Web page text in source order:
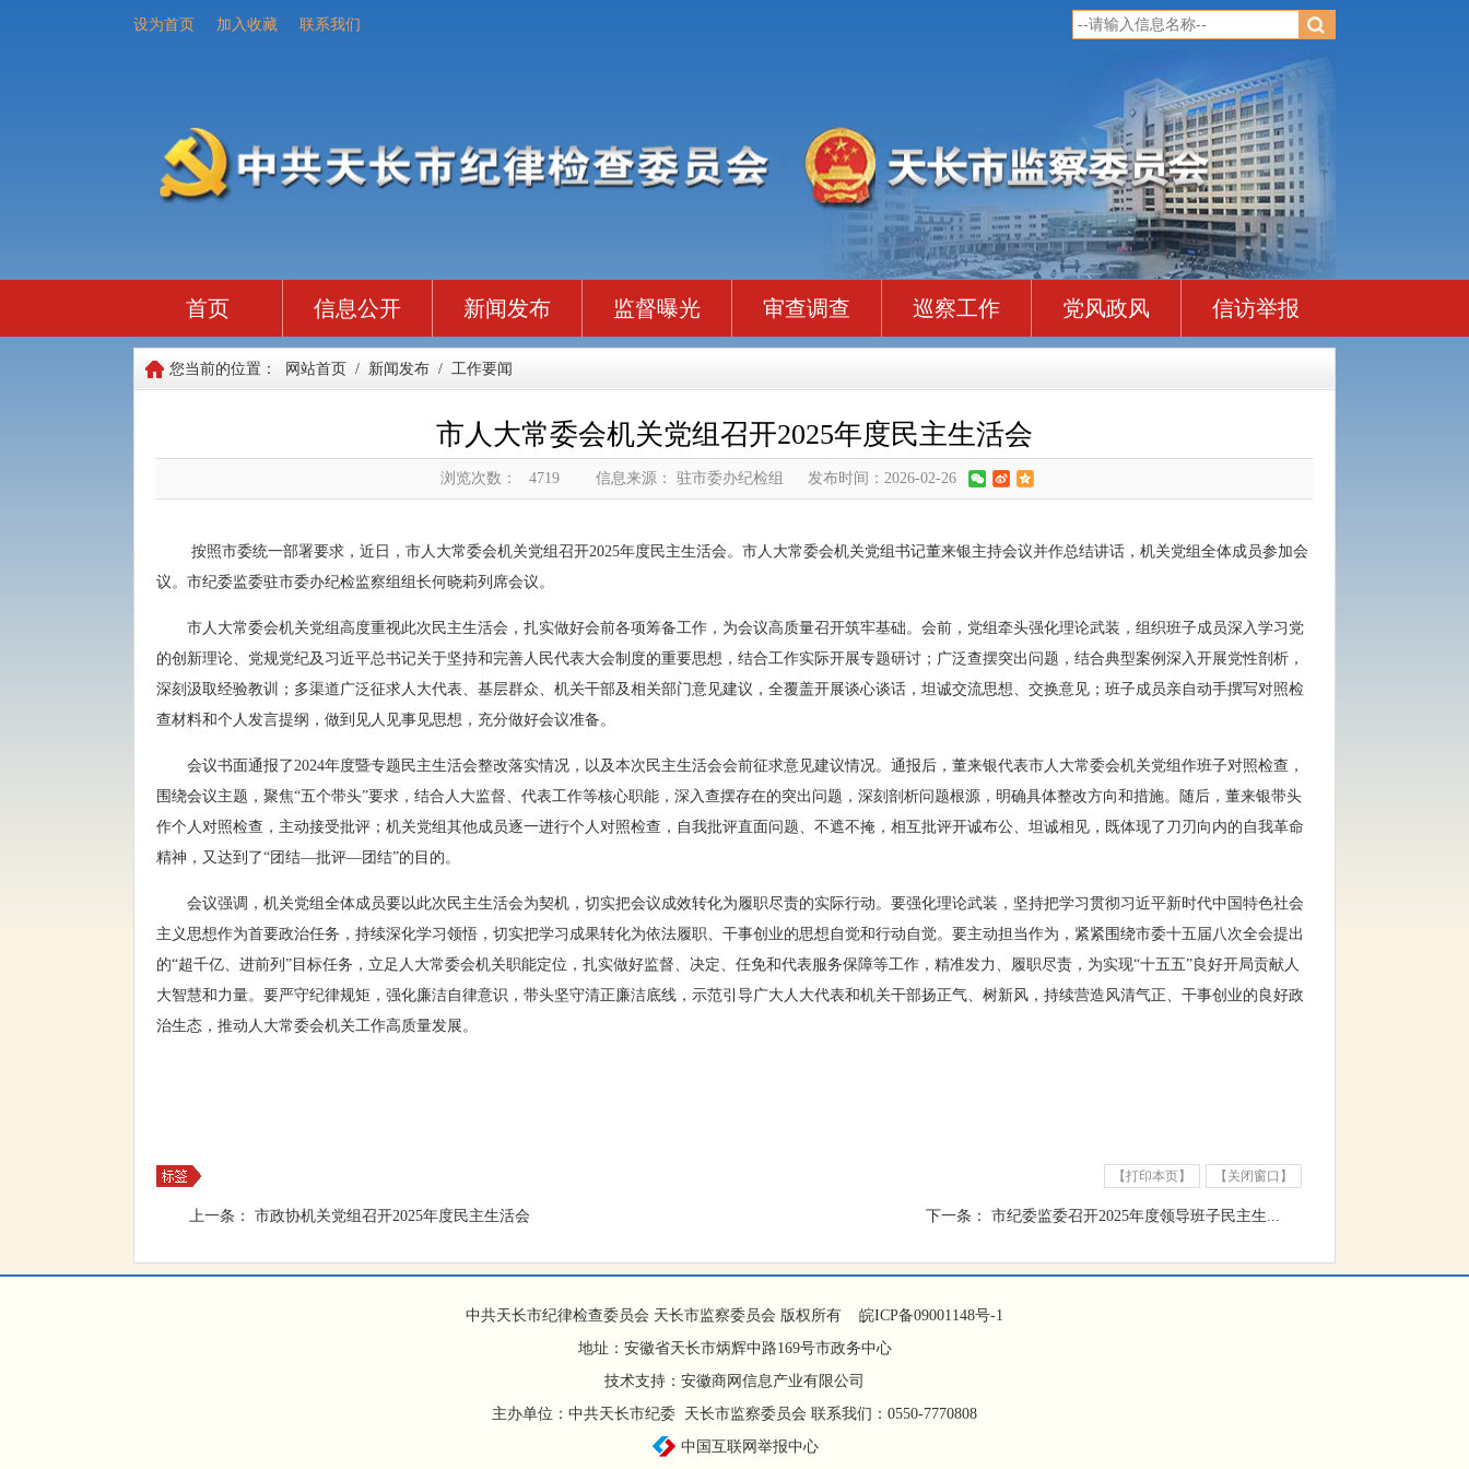
设为首页 加入收藏 联系我们
首页 信息公开 新闻发布 监督曝光 审查调查 巡察工作 党风政风 信访举报
您当前的位置： 网站首页 / 新闻发布 / 工作要闻
市人大常委会机关党组召开2025年度民主生活会
浏览次数： 4719 信息来源： 驻市委办纪检组 发布时间：2026-02-26
按照市委统一部署要求，近日，市人大常委会机关党组召开2025年度民主生活会。市人大常委会机关党组书记董来银主持会议并作总结讲话，机关党组全体成员参加会
议。市纪委监委驻市委办纪检监察组组长何晓莉列席会议。
市人大常委会机关党组高度重视此次民主生活会，扎实做好会前各项筹备工作，为会议高质量召开筑牢基础。会前，党组牵头强化理论武装，组织班子成员深入学习党
的创新理论、党规党纪及习近平总书记关于坚持和完善人民代表大会制度的重要思想，结合工作实际开展专题研讨；广泛查摆突出问题，结合典型案例深入开展党性剖析，
深刻汲取经验教训；多渠道广泛征求人大代表、基层群众、机关干部及相关部门意见建议，全覆盖开展谈心谈话，坦诚交流思想、交换意见；班子成员亲自动手撰写对照检
查材料和个人发言提纲，做到见人见事见思想，充分做好会议准备。
会议书面通报了2024年度暨专题民主生活会整改落实情况，以及本次民主生活会会前征求意见建议情况。通报后，董来银代表市人大常委会机关党组作班子对照检查，
围绕会议主题，聚焦“五个带头”要求，结合人大监督、代表工作等核心职能，深入查摆存在的突出问题，深刻剖析问题根源，明确具体整改方向和措施。随后，董来银带头
作个人对照检查，主动接受批评；机关党组其他成员逐一进行个人对照检查，自我批评直面问题、不遮不掩，相互批评开诚布公、坦诚相见，既体现了刀刃向内的自我革命
精神，又达到了“团结—批评—团结”的目的。
会议强调，机关党组全体成员要以此次民主生活会为契机，切实把会议成效转化为履职尽责的实际行动。要强化理论武装，坚持把学习贯彻习近平新时代中国特色社会
主义思想作为首要政治任务，持续深化学习领悟，切实把学习成果转化为依法履职、干事创业的思想自觉和行动自觉。要主动担当作为，紧紧围绕市委十五届八次全会提出
的“超千亿、进前列”目标任务，立足人大常委会机关职能定位，扎实做好监督、决定、任免和代表服务保障等工作，精准发力、履职尽责，为实现“十五五”良好开局贡献人
大智慧和力量。要严守纪律规矩，强化廉洁自律意识，带头坚守清正廉洁底线，示范引导广大人大代表和机关干部扬正气、树新风，持续营造风清气正、干事创业的良好政
治生态，推动人大常委会机关工作高质量发展。
【打印本页】 【关闭窗口】
上一条： 市政协机关党组召开2025年度民主生活会 下一条： 市纪委监委召开2025年度领导班子民主生...
中共天长市纪律检查委员会 天长市监察委员会 版权所有 皖ICP备09001148号-1
地址：安徽省天长市炳辉中路169号市政务中心
技术支持：安徽商网信息产业有限公司
主办单位：中共天长市纪委 天长市监察委员会 联系我们：0550-7770808
中国互联网举报中心